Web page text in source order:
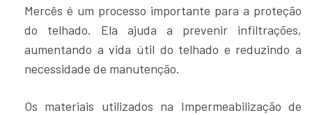
Mercês é um processo importante para a proteção
do telhado. Ela ajuda a prevenir infiltrações,
aumentando a vida útil do telhado e reduzindo a
necessidade de manutenção.
Os materiais utilizados na Impermeabilização de